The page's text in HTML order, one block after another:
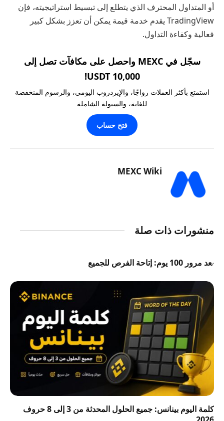
أو المتداول المحترف الذي يتطلع إلى تبسيط استراتيجيته، فإن
TradingView يقدم خدمة قيمة يمكن أن تعزز بشكل كبير
فعالية وكفاءة التداول.
سجّل في MEXC واحصل على مكافآت تصل إلى
10,000 USDT!
استمتع بأكثر العملات رواجًا، والإيردروب اليومي، والرسوم المنخفضة
للغاية، والسيولة الشاملة
فتح حساب
MEXC Wiki
منشورات ذات صلة
بعد مرور 100 يوم: إتاحة الفرص للجميع
كلمة اليوم بينانس: جميع الحلول المحدثة من 3 إلى 8 حروف